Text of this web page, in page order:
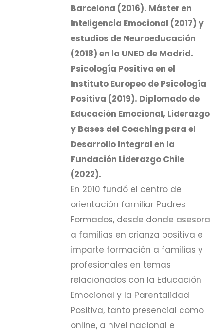
Barcelona (2016). Máster en
Inteligencia Emocional (2017) y
estudios de Neuroeducación
(2018) en la UNED de Madrid.
Psicología Positiva en el
Instituto Europeo de Psicología
Positiva (2019). Diplomado de
Educación Emocional, Liderazgo
y Bases del Coaching para el
Desarrollo Integral en la
Fundación Liderazgo Chile
(2022).
En 2010 fundó el centro de
orientación familiar Padres
Formados, desde donde asesora
a familias en crianza positiva e
imparte formación a familias y
profesionales en temas
relacionados con la Educación
Emocional y la Parentalidad
Positiva, tanto presencial como
online, a nivel nacional e